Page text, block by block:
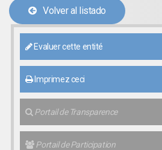
Volver al listado
Evaluer cette entité
Imprimez ceci
Portail de Transparence
Portail de Participation